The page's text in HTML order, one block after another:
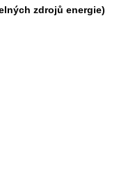
zdrojů energie)